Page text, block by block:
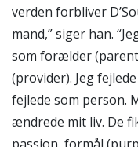
verden forbliver
mand,” siger han.
som forælder
(provider). Jeg
fejlede som person.
ændrede mit liv. De